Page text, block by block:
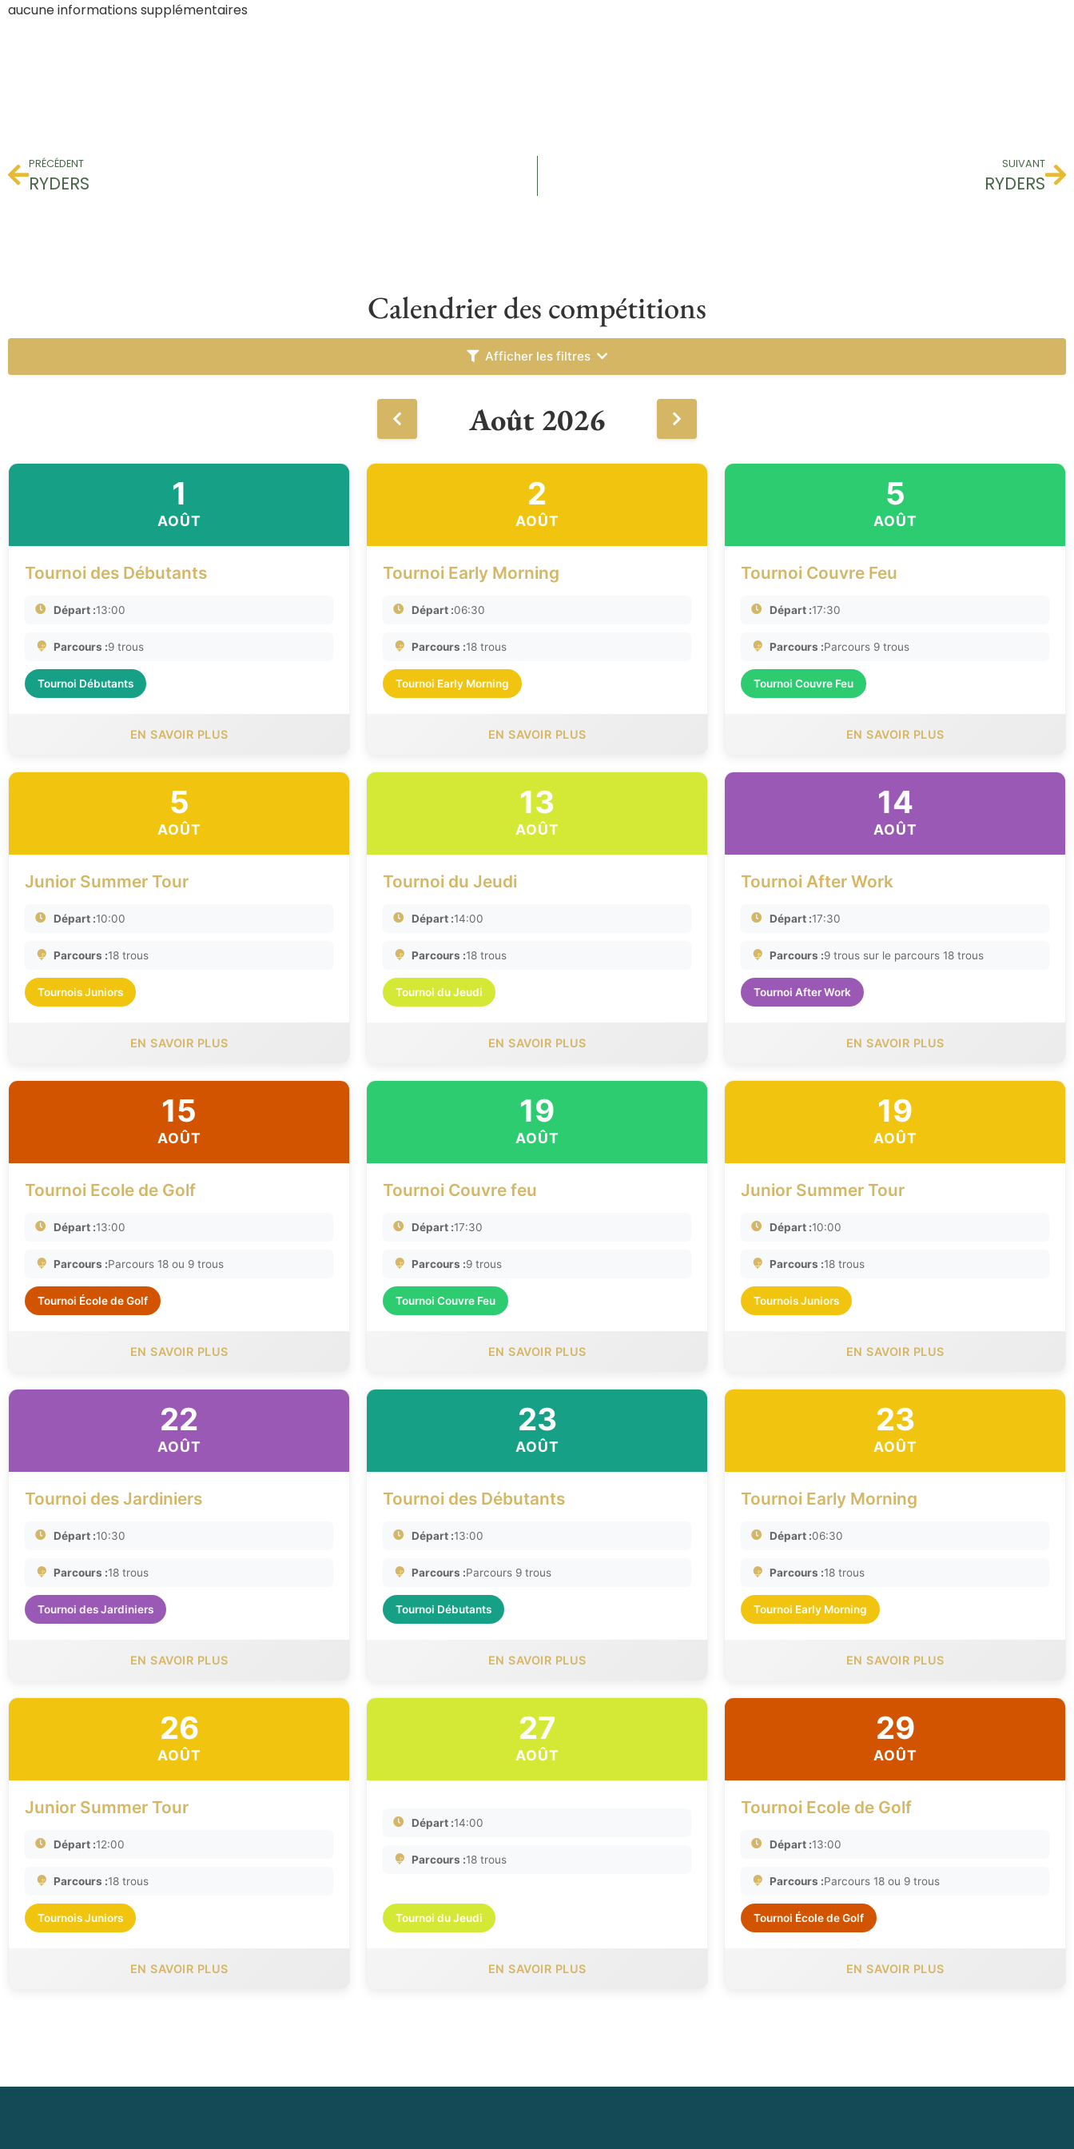
aucune informations supplémentaires
PRÉCÉDENT
RYDERS
SUIVANT
RYDERS
Calendrier des compétitions
Afficher les filtres
Août 2026
1
AOÛT
Tournoi des Débutants
Départ :13:00
Parcours :9 trous
Tournoi Débutants
EN SAVOIR PLUS
2
AOÛT
Tournoi Early Morning
Départ :06:30
Parcours :18 trous
Tournoi Early Morning
EN SAVOIR PLUS
5
AOÛT
Tournoi Couvre Feu
Départ :17:30
Parcours :Parcours 9 trous
Tournoi Couvre Feu
EN SAVOIR PLUS
5
AOÛT
Junior Summer Tour
Départ :10:00
Parcours :18 trous
Tournois Juniors
EN SAVOIR PLUS
13
AOÛT
Tournoi du Jeudi
Départ :14:00
Parcours :18 trous
Tournoi du Jeudi
EN SAVOIR PLUS
14
AOÛT
Tournoi After Work
Départ :17:30
Parcours :9 trous sur le parcours 18 trous
Tournoi After Work
EN SAVOIR PLUS
15
AOÛT
Tournoi Ecole de Golf
Départ :13:00
Parcours :Parcours 18 ou 9 trous
Tournoi École de Golf
EN SAVOIR PLUS
19
AOÛT
Tournoi Couvre feu
Départ :17:30
Parcours :9 trous
Tournoi Couvre Feu
EN SAVOIR PLUS
19
AOÛT
Junior Summer Tour
Départ :10:00
Parcours :18 trous
Tournois Juniors
EN SAVOIR PLUS
22
AOÛT
Tournoi des Jardiniers
Départ :10:30
Parcours :18 trous
Tournoi des Jardiniers
EN SAVOIR PLUS
23
AOÛT
Tournoi des Débutants
Départ :13:00
Parcours :Parcours 9 trous
Tournoi Débutants
EN SAVOIR PLUS
23
AOÛT
Tournoi Early Morning
Départ :06:30
Parcours :18 trous
Tournoi Early Morning
EN SAVOIR PLUS
26
AOÛT
Junior Summer Tour
Départ :12:00
Parcours :18 trous
Tournois Juniors
EN SAVOIR PLUS
27
AOÛT
Départ :14:00
Parcours :18 trous
Tournoi du Jeudi
EN SAVOIR PLUS
29
AOÛT
Tournoi Ecole de Golf
Départ :13:00
Parcours :Parcours 18 ou 9 trous
Tournoi École de Golf
EN SAVOIR PLUS